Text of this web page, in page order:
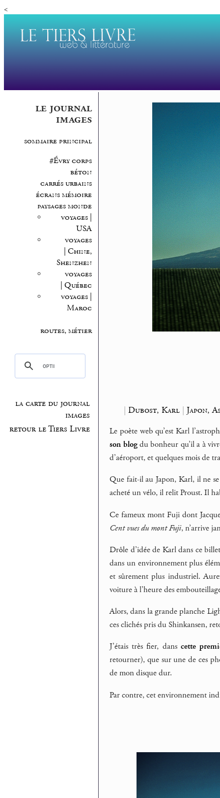
<
le journal
images
sommaire principal
#Évry corps
béton
carrés urbains
écrans mémoire
paysages monde
voyages |
USA
voyages
| Chine,
Shenzhen
voyages
| Québec
voyages |
Maroc
routes, métier
la carte du journal
images
retour le Tiers Livre
| Dubost, Karl| Japon,
Le poète web qu’est Karl
son blogdu bonheur qu’il a à
d’aéroport, et quelques mois de
Que fait-il au Japon, Karl, il ne
acheté un vélo, il relit Proust. Il
Ce fameux mont Fuji dont
Cent vues du mont Fuji, n’arrive
Drôle d’idée de Karl dans ce
dans un environnement plus
et sûrement plus industriel.
voiture à l’heure des
Alors, dans la grande planche
ces clichés pris du Shinkansen,
J’étais très fier, dans cette
retourner), que sur une de ces
de mon disque dur.
Par contre, cet environnement